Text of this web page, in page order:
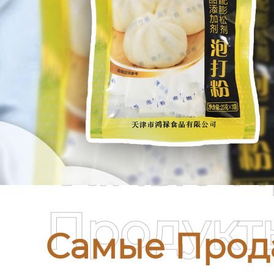
Самые
Самые